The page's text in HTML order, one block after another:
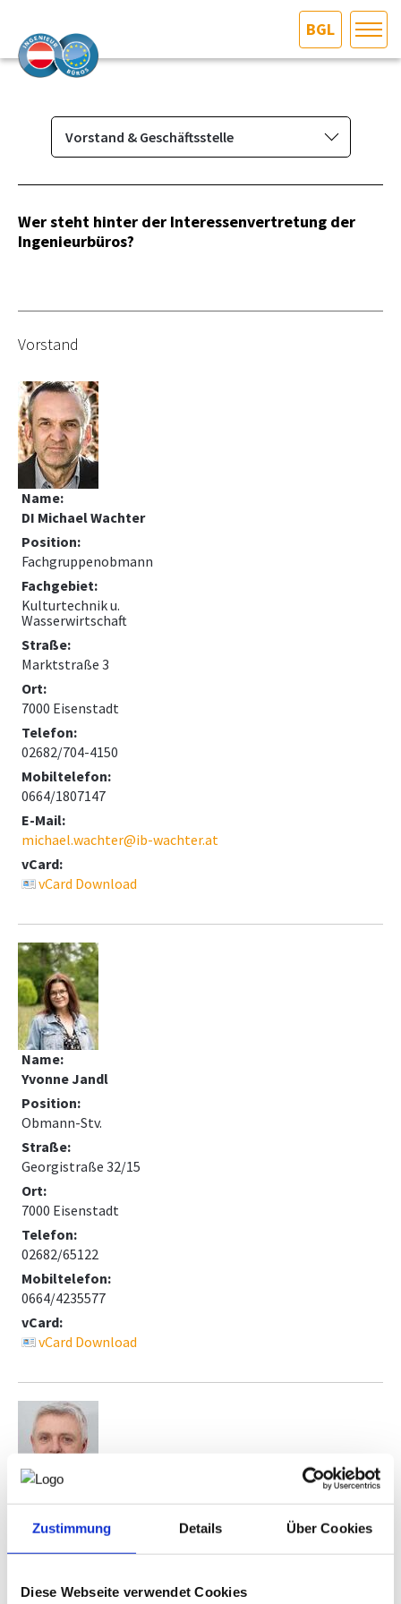
Zustimmung Details Über Cookies
Diese Webseite verwendet Cookies
BGL
AKTUELLES/INGOO
DAS INGENIEURBÜRO
INTERESSEN­VERTRETUNG
Vorstand & Geschäftsstelle
Interessen­vertretung
Aufgaben
Vorstand & Geschäftsstelle
Wer steht hinter der Interessenvertretung der
Ingenieurbüros?
Vorstand
Name:
DI Michael Wachter
Position:
Fachgruppenobmann
Fachgebiet:
Kulturtechnik u.
Wasserwirtschaft
Straße:
Marktstraße 3
Ort:
7000 Eisenstadt
Telefon:
02682/704-4150
Mobiltelefon:
0664/1807147
E-Mail:
michael.wachter@ib-wachter.at
vCard:
vCard Download
Name:
Yvonne Jandl
Position:
Obmann-Stv.
Straße:
Georgistraße 32/15
Ort:
7000 Eisenstadt
Telefon:
02682/65122
Mobiltelefon:
0664/4235577
vCard:
vCard Download
DI Martin Ulreich